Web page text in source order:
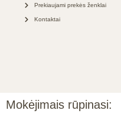
Prekiaujami prekės ženklai
Kontaktai
Mokėjimais rūpinasi: